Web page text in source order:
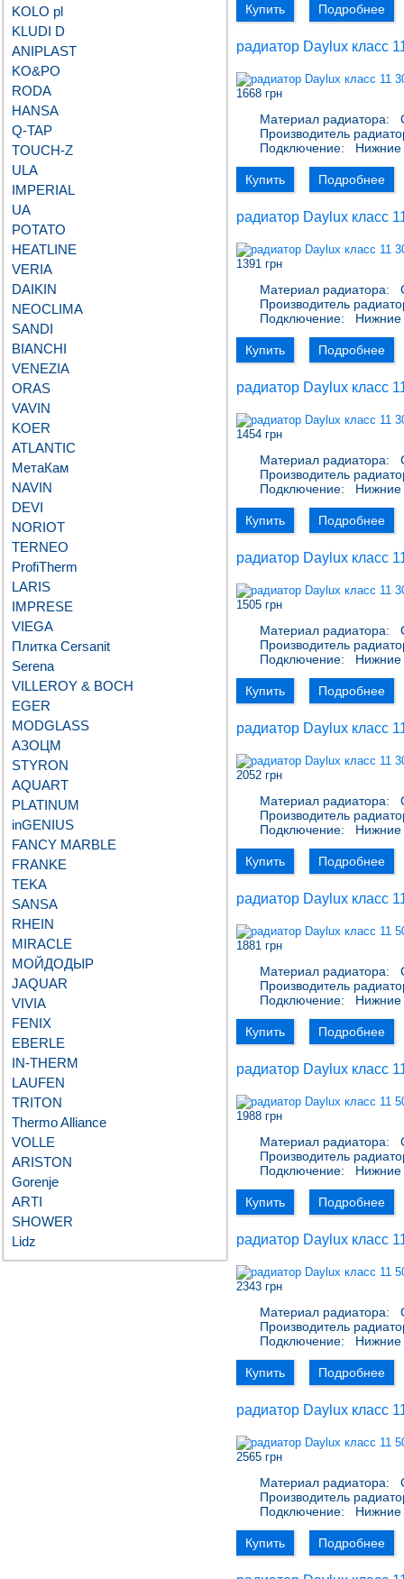
KOLO pl
KLUDI D
ANIPLAST
KO&PO
RODA
HANSA
Q-TAP
TOUCH-Z
ULA
IMPERIAL
UA
POTATO
HEATLINE
VERIA
DAIKIN
NEOCLIMA
SANDI
BIANCHI
VENEZIA
ORAS
VAVIN
KOER
ATLANTIC
МетаКам
NAVIN
DEVI
NORIOT
TERNEO
ProfiTherm
LARIS
IMPRESE
VIEGA
Плитка Cersanit
Serena
VILLEROY & BOCH
EGER
MODGLASS
АЗОЦМ
STYRON
AQUART
PLATINUM
inGENIUS
FANCY MARBLE
FRANKE
TEKA
SANSA
RHEIN
MIRACLE
МОЙДОДЫР
JAQUAR
VIVIA
FENIX
EBERLE
IN-THERM
LAUFEN
TRITON
Thermo Alliance
VOLLE
ARISTON
Gorenje
ARTI
SHOWER
Lidz
Купить Подробнее
радиатор Daylux класс
1668 грн
Материал радиатора:
Производитель
Подключение:
Нижние
Купить Подробнее
радиатор Daylux класс
1391 грн
Материал радиатора:
Производитель
Подключение:
Нижние
Купить Подробнее
радиатор Daylux класс
1454 грн
Материал радиатора:
Производитель
Подключение:
Нижние
Купить Подробнее
радиатор Daylux класс
1505 грн
Материал радиатора:
Производитель
Подключение:
Нижние
Купить Подробнее
радиатор Daylux класс
2052 грн
Материал радиатора:
Производитель
Подключение:
Нижние
Купить Подробнее
радиатор Daylux класс
1881 грн
Материал радиатора:
Производитель
Подключение:
Нижние
Купить Подробнее
радиатор Daylux класс
1988 грн
Материал радиатора:
Производитель
Подключение:
Нижние
Купить Подробнее
радиатор Daylux класс
2343 грн
Материал радиатора:
Производитель
Подключение:
Нижние
Купить Подробнее
радиатор Daylux класс
2565 грн
Материал радиатора:
Производитель
Подключение:
Нижние
Купить Подробнее